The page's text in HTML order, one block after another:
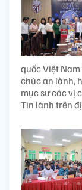
quốc Việt
chúc an lành,
mục sư các vị
Tin lành trên